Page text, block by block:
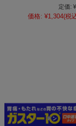
定価:
価格: ¥1,304(税